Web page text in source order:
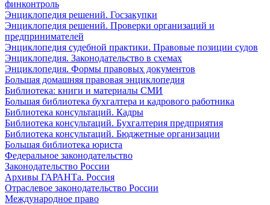
финконтроль
Энциклопедия решений. Госзакупки
Энциклопедия решений. Проверки организаций и
предпринимателей
Энциклопедия судебной практики. Правовые позиции судов
Энциклопедия. Законодательство в схемах
Энциклопедия. Формы правовых документов
Большая домашняя правовая энциклопедия
Библиотека: книги и материалы СМИ
Большая библиотека бухгалтера и кадрового работника
Библиотека консультаций. Кадры
Библиотека консультаций. Бухгалтерия предприятия
Библиотека консультаций. Бюджетные организации
Большая библиотека юриста
Федеральное законодательство
Законодательство России
Архивы ГАРАНТа. Россия
Отраслевое законодательство России
Международное право